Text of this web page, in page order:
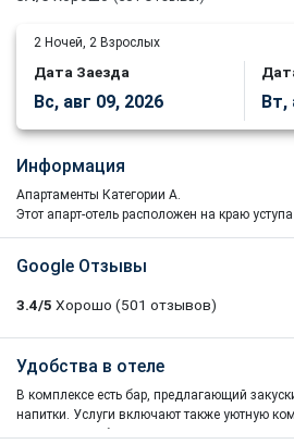
2 Ночей, 2 Взрослых
Дата Заезда
Вс, авг 09, 2026 Вт,
Информация
Апартаменты Категории А.
Этот апарт-отель расположен на краю
окружающую сельскую сторону моря.Здесь
окружающую сельскую сторону моря.
пляжа, ресторанов, таверн и автобусной
Оригинально оформленные в
аппартаменты Sunny Hill (классА)
с беспрепятственным
Google Отзывы
3.4/5 Хорошо (501 отзывов)
Denis Lebedev
Общая оценка была бы 4, но ночью ко
заполз таракан. Из-за этого 1 звезда.
они живут либо в старой заколоченной
Удобства в отеле
В комплексе есть бар, предлагающий
напитки. Услуги включают также уютную
телевизором, бильярд, дартс, сауна и